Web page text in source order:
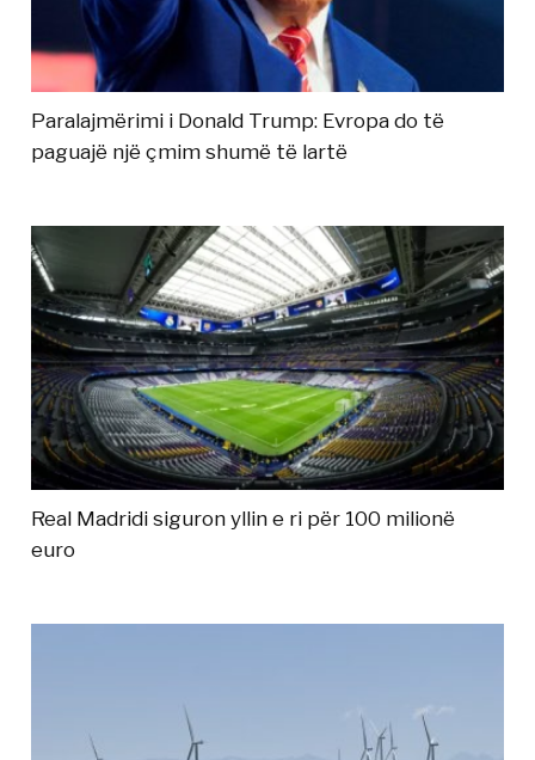
Paralajmërimi i Donald Trump: Evropa do të
paguajë një çmim shumë të lartë
Real Madridi siguron yllin e ri për 100 milionë
euro